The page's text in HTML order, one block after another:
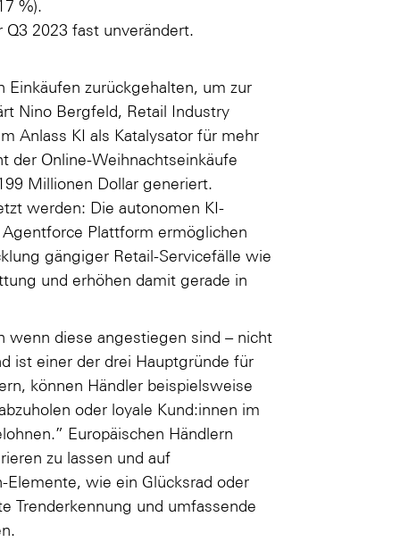
%).
2023 fast unverändert.
zurückgehalten, um zur
Nino Bergfeld, Retail Industry
Anlass KI als Katalysator für mehr
der Online-Weihnachtseinkäufe
Millionen Dollar generiert.
werden: Die autonomen KI-
Plattform ermöglichen
gängiger Retail-Servicefälle wie
und erhöhen damit gerade in
wenn diese angestiegen sind – nicht
ist einer der drei Hauptgründe für
können Händler beispielsweise
oder loyale Kund:innen im
Europäischen Händlern
zu lassen und auf
wie ein Glücksrad oder
Trenderkennung und umfassende